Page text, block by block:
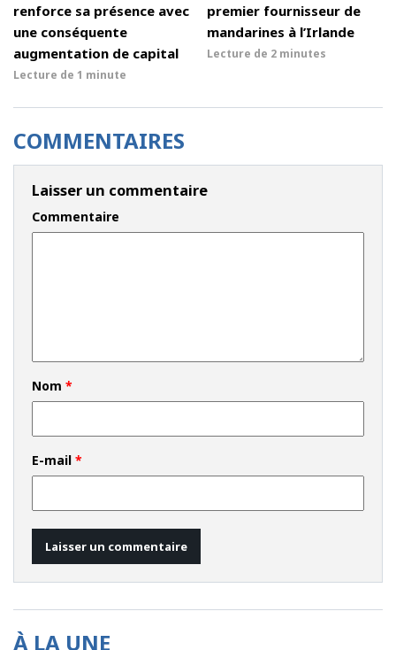
renforce sa présence avec
une conséquente
augmentation de capital
Lecture de 1 minute
premier fournisseur de
mandarines à l’Irlande
Lecture de 2 minutes
COMMENTAIRES
Laisser un commentaire
Commentaire
Nom *
E-mail *
À LA UNE